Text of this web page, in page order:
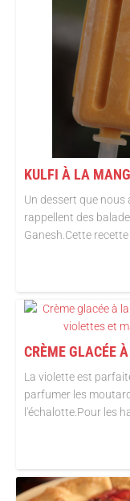
KULFI À LA
Un dessert que
rappellent des
Ganesh.Cette recette
La violette est
parfumer les
l'échalotte.Pour les